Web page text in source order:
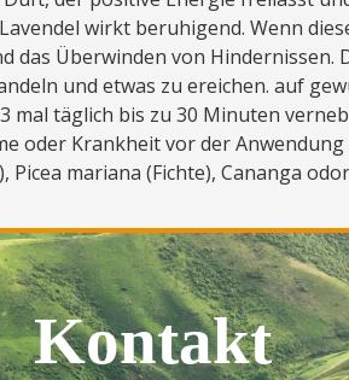
wirkt beruhigend. Wenn
Überwinden von
und etwas zu ereichen. auf
täglich bis zu 30 Minuten
oder Krankheit vor der
mariana (Fichte), Cananga
Kontakt